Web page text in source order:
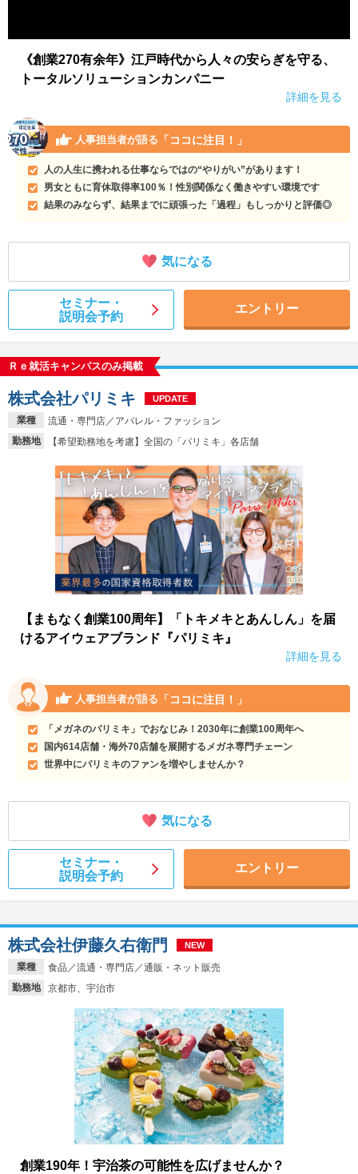
《創業270有余年》江戸時代から人々の安らぎを守る、
トータルソリューションカンパニー
詳細を見る
人事担当者が語る 「ココに注目！」
人の人生に携われる仕事ならではの“やりがい”があります！
男女ともに育休取得率100％！性別関係なく働きやすい環境です
結果のみならず、結果までに頑張った「過程」もしっかりと評価◎
気になる
セミナー・
説明会予約
エントリー
Ｒｅ就活キャンパスのみ掲載
業種
流通・専門店／アパレル・ファッション
勤務地
【希望勤務地を考慮】全国の「パリミキ」各店舗
株式会社パリミキ UPDATE
【まもなく創業100周年】「トキメキとあんしん」を届
けるアイウェアブランド『パリミキ』
詳細を見る
人事担当者が語る 「ココに注目！」
「メガネのパリミキ」でおなじみ！2030年に創業100周年へ
国内614店舗・海外70店舗を展開するメガネ専門チェーン
世界中にパリミキのファンを増やしませんか？
気になる
セミナー・
説明会予約
エントリー
業種
食品／流通・専門店／通販・ネット販売
勤務地
京都市、宇治市
株式会社伊藤久右衛門 NEW
創業190年！宇治茶の可能性を広げませんか？